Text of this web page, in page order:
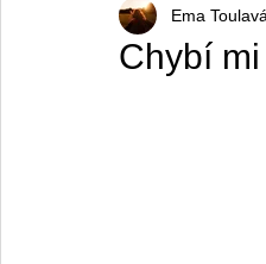
Chybí
Ema Toulavá